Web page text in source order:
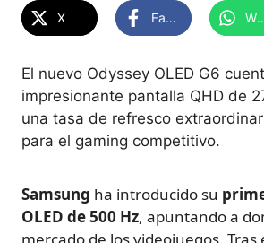
X Facebook
El nuevo Odyssey OLED G6
impresionante pantalla QHD de
una tasa de refresco
para el gaming competitivo.
Samsung ha introducido su
OLED de 500 Hz, apuntando a